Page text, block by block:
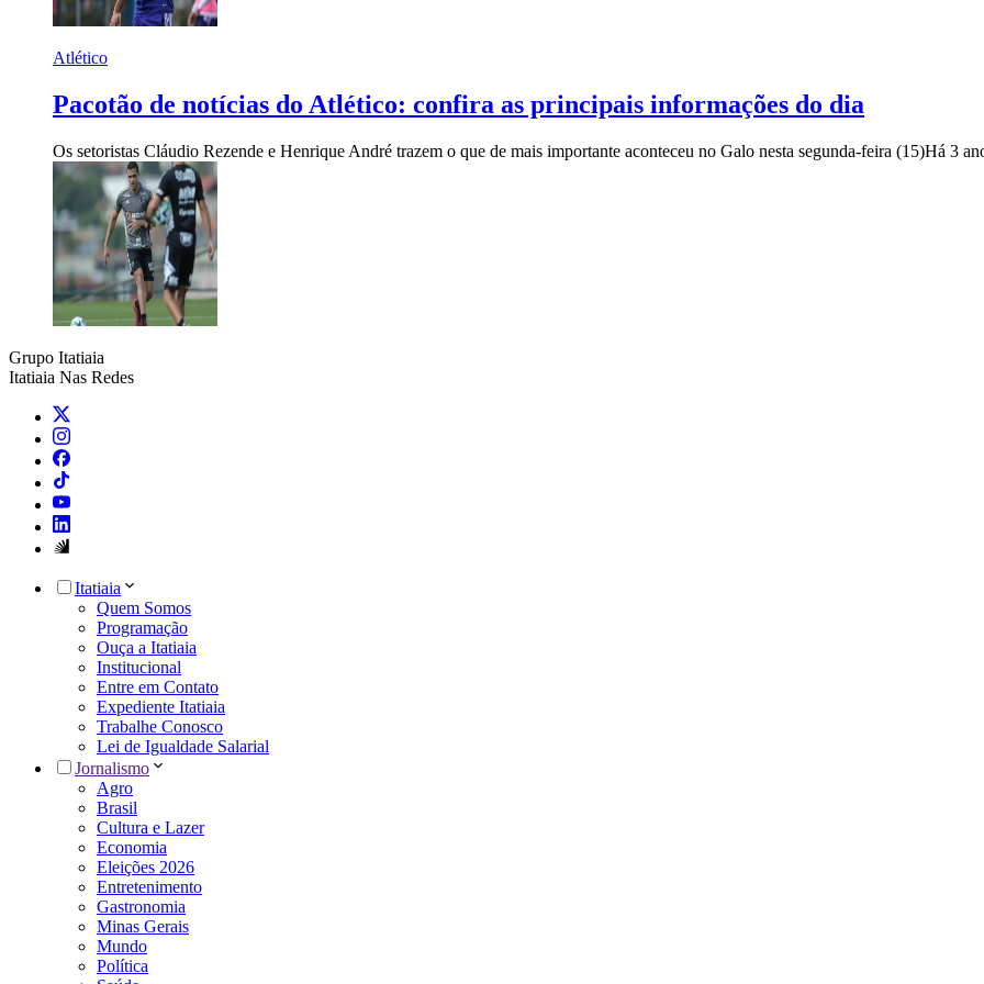
Atlético
Pacotão de notícias do Atlético: confira as principais informações do dia
Os setoristas Cláudio Rezende e Henrique André trazem o que de mais importante aconteceu no Galo nesta segunda-feira (15)Há 3
Grupo Itatiaia
Itatiaia Nas Redes
Itatiaia
Quem Somos
Programação
Ouça a Itatiaia
Institucional
Entre em Contato
Expediente Itatiaia
Trabalhe Conosco
Lei de Igualdade Salarial
Jornalismo
Agro
Brasil
Cultura e Lazer
Economia
Eleições 2026
Entretenimento
Gastronomia
Minas Gerais
Mundo
Política